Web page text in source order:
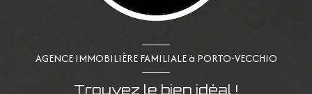
AGENCE IMMOBILIÈRE FAMILIALE à PORTO-VECCHIO
Trouvez le bien idéal !